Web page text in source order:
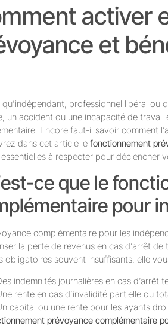
activer
et
qu’indépendant, professionnel libéral ou
un accident ou une incapacité de travail
Encore faut-il savoir comment
dans cet article le fonctionnement
à respecter pour déclencher
ce que le
pour
complémentaire pour les
la perte de revenus en cas d’arrêt
obligatoires souvent insuffisants, elle
indemnités journalières en cas d’arrêt
rente en cas d’invalidité partielle ou
capital ou une rente pour les ayants
prévoyance complémentaire